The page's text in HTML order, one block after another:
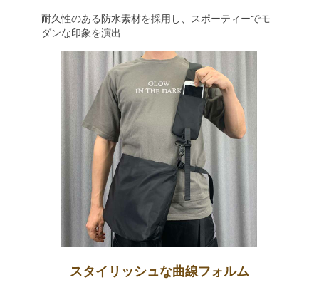
耐久性のある防水素材を採用し、スポーティーでモ
ダンな印象を演出
スタイリッシュな曲線フォルム